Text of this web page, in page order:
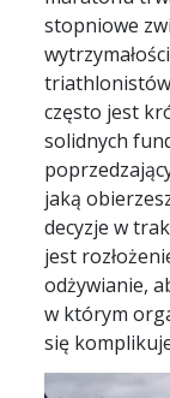
stopniowe
często jest
solidnych
jaką
decyzje w
jest
odżywianie,
w którym
się